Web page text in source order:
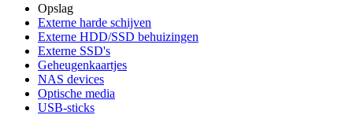
Opslag
Externe harde schijven
Externe HDD/SSD behuizingen
Externe SSD's
Geheugenkaartjes
NAS devices
Optische media
USB-sticks